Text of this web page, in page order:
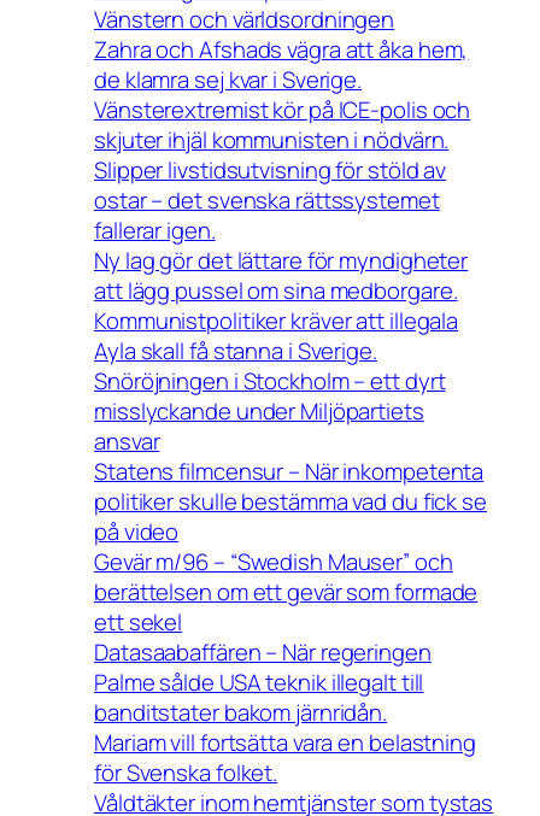
Vänstern och världsordningen
Zahra och Afshads vägra att åka hem,
de klamra sej kvar i Sverige.
Vänsterextremist kör på ICE-polis och
skjuter ihjäl kommunisten i nödvärn.
Slipper livstidsutvisning för stöld av
ostar – det svenska rättssystemet
fallerar igen.
Ny lag gör det lättare för myndigheter
att lägg pussel om sina medborgare.
Kommunistpolitiker kräver att illegala
Ayla skall få stanna i Sverige.
Snöröjningen i Stockholm – ett dyrt
misslyckande under Miljöpartiets
ansvar
Statens filmcensur – När inkompetenta
politiker skulle bestämma vad du fick se
på video
Gevär m/96 – “Swedish Mauser” och
berättelsen om ett gevär som formade
ett sekel
Datasaabaffären – När regeringen
Palme sålde USA teknik illegalt till
banditstater bakom järnridån.
Mariam vill fortsätta vara en belastning
för Svenska folket.
Våldtäkter inom hemtjänster som tystas